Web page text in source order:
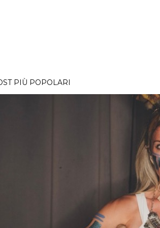
PIÙ POPOLARI